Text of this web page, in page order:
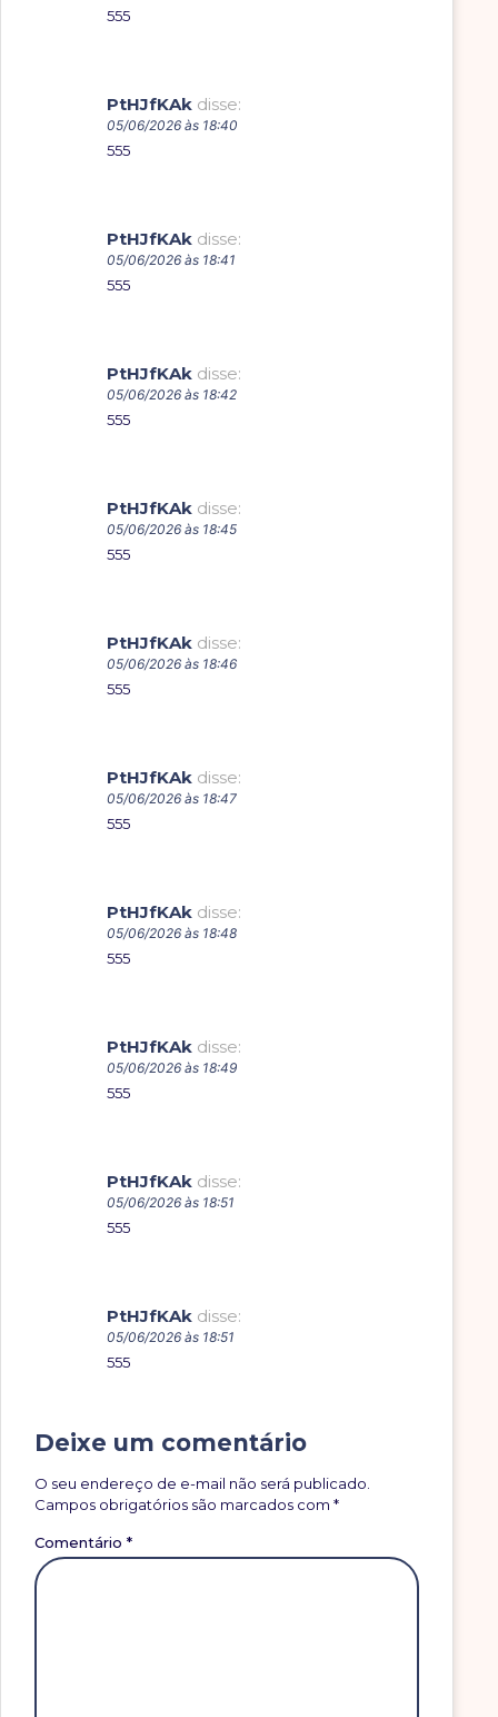
555
PtHJfKAk disse:
05/06/2026 às 18:40
555
PtHJfKAk disse:
05/06/2026 às 18:41
555
PtHJfKAk disse:
05/06/2026 às 18:42
555
PtHJfKAk disse:
05/06/2026 às 18:45
555
PtHJfKAk disse:
05/06/2026 às 18:46
555
PtHJfKAk disse:
05/06/2026 às 18:47
555
PtHJfKAk disse:
05/06/2026 às 18:48
555
PtHJfKAk disse:
05/06/2026 às 18:49
555
PtHJfKAk disse:
05/06/2026 às 18:51
555
PtHJfKAk disse:
05/06/2026 às 18:51
555
Deixe um comentário
O seu endereço de e-mail não será publicado.
Campos obrigatórios são marcados com *
Comentário *